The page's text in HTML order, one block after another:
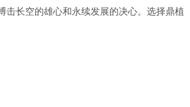
击长空的雄心和永续发展的决心。选择鼎植